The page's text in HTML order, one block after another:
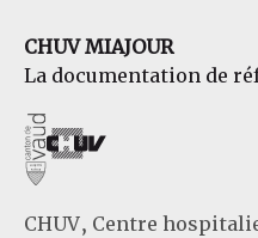
CHUV MIAJOUR
La documentation de
CHUV, Centre